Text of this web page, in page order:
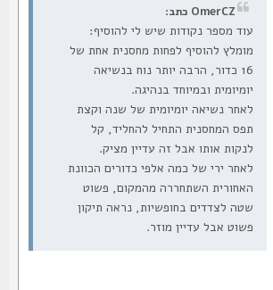
OmerCZ כתב:
עוד מספר נקודות שיש לי להוסיף:
מומלץ להוסיף לפחות מחסנית אחת של
16 כדור, הרבה יותר נוח בנשיאה
יומיומית ובמיוחד בנהיגה.
לאחר נשיאה יומיומית של שנה וקצת
תפס המחסנית התחיל להחליד, קל
לנקות אותו אבל זה עדיין מציק.
לאחר ירי של כמה אלפי כדורים הכוונת
האחורית השתחררה מהמקום, פשוט
שטה לצדדים בחופשיות, נראה תיקון
פשוט אבל עדיין מוזר.